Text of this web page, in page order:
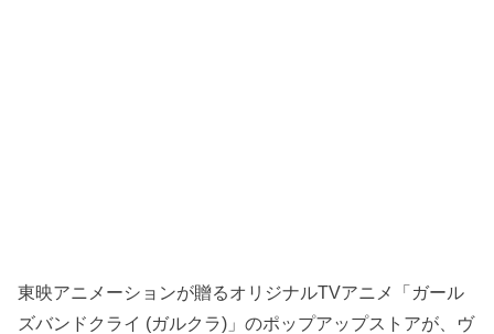
東映アニメーションが贈るオリジナルTVアニメ「ガール
ズバンドクライ (ガルクラ)」のポップアップストアが、ヴ